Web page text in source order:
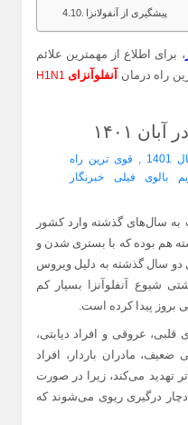
پیشگیری از آنفولانزا
، برای اطلاع از مهمترین علائم
آنفلوآنزای H1N1
۱۴۰۱
به سال‌های گذشته وارد کشور
هم بوده که با بستری شدن و
سال گذشته به دلیل ویروس
شیوع آنفلوآنزا بسیار کم
بروز پیدا کرده است.
قلبی، عروقی و افراد دیابتی،
ضعیف، مادران باردار، افراد
تهدید می‌کند، زیرا در صورت
دچار درگیری ریوی می‌شوند که